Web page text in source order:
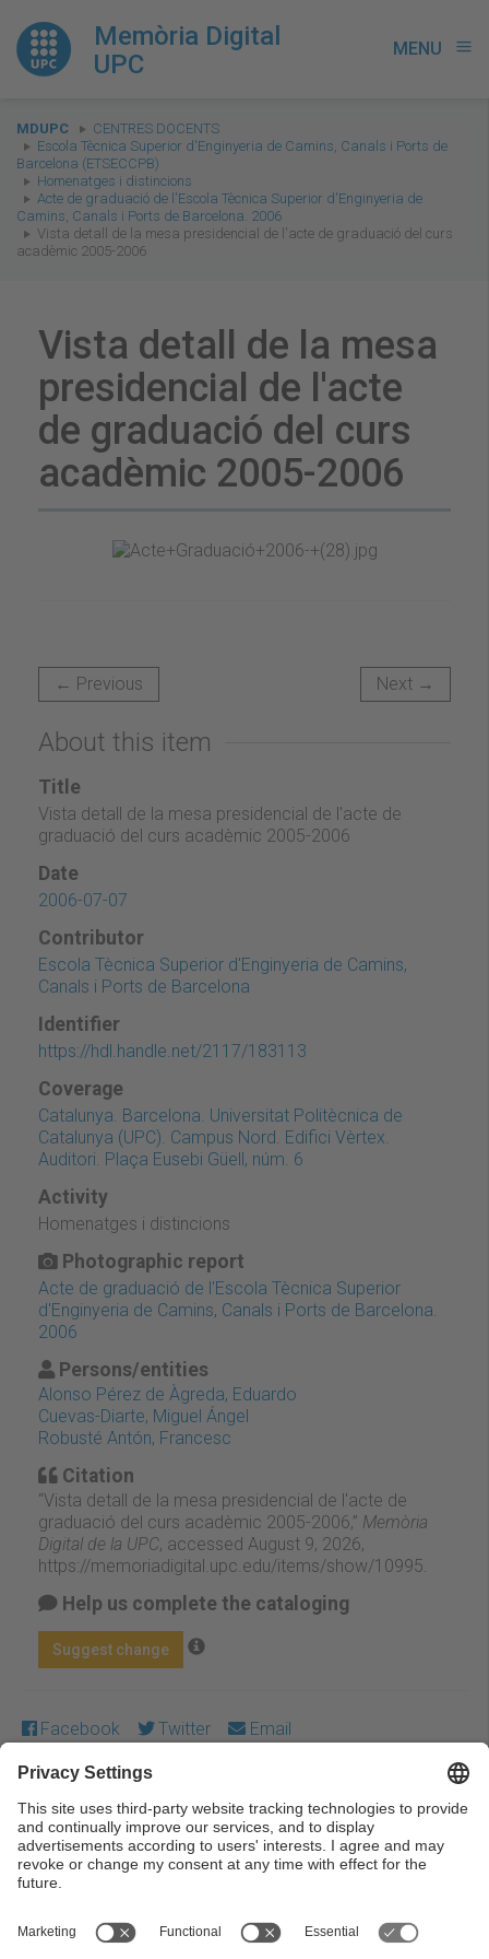
Memòria Digital
UPC
MENU menu
You
are
here:
MDUPC
CENTRES DOCENTS
Escola Tècnica Superior d'Enginyeria de Camins, Canals i Ports de
Barcelona (ETSECCPB)
Homenatges i distincions
Acte de graduació de l'Escola Tècnica Superior d'Enginyeria de
Camins, Canals i Ports de Barcelona. 2006
Vista detall de la mesa presidencial de l'acte de graduació del curs
acadèmic 2005-2006
Vista detall de la mesa
presidencial de l'acte
de graduació del curs
acadèmic 2005-2006
← Previous Next →
About this item
Title
Vista detall de la mesa presidencial de l'acte de
graduació del curs acadèmic 2005-2006
Date
2006-07-07
Contributor
Escola Tècnica Superior d'Enginyeria de Camins,
Canals i Ports de Barcelona
Identifier
https://hdl.handle.net/2117/183113
Coverage
Catalunya. Barcelona. Universitat Politècnica de
Catalunya (UPC). Campus Nord. Edifici Vèrtex.
Auditori. Plaça Eusebi Güell, núm. 6
Activity
Homenatges i distincions
Photographic report
Acte de graduació de l'Escola Tècnica Superior
d'Enginyeria de Camins, Canals i Ports de Barcelona.
2006
Persons/entities
Alonso Pérez de Àgreda, Eduardo
Cuevas-Diarte, Miguel Ángel
Robusté Antón, Francesc
Citation
“Vista detall de la mesa presidencial de l'acte de
graduació del curs acadèmic 2005-2006,” Memòria
Digital de la UPC, accessed August 9, 2026,
https://memoriadigital.upc.edu/items/show/10995
Help us complete the cataloging
Suggest change
Facebook Twitter Email
Except where otherwise noted, content on this work is
licensed under a Creative Commons license:Attribution-
NonCommercial-NoDerivs 3.0 Spain